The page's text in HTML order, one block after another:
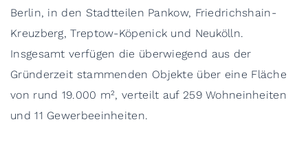
Berlin, in den Stadtteilen Pankow, Friedrichshain-
Kreuzberg, Treptow-Köpenick und Neukölln.
Insgesamt verfügen die überwiegend aus der
Gründerzeit stammenden Objekte über eine Fläche
von rund 19.000 m², verteilt auf 259 Wohneinheiten
und 11 Gewerbeeinheiten.